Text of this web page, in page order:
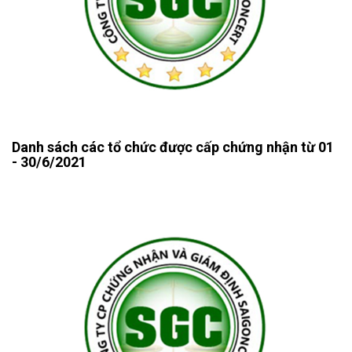
Danh sách các tổ chức được cấp chứng nhận từ 01
- 30/6/2021